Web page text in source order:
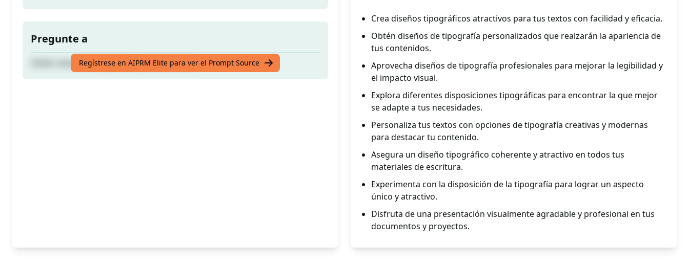
Pregunte a
Obtén diseños tipográficos para tus textos
Regístrese en AIPRM Elite para ver el Prompt Source
Crea diseños tipográficos atractivos para tus textos con facilidad y eficacia.
Obtén diseños de tipografía personalizados que realzarán la apariencia de
tus contenidos.
Aprovecha diseños de tipografía profesionales para mejorar la legibilidad y
el impacto visual.
Explora diferentes disposiciones tipográficas para encontrar la que mejor
se adapte a tus necesidades.
Personaliza tus textos con opciones de tipografía creativas y modernas
para destacar tu contenido.
Asegura un diseño tipográfico coherente y atractivo en todos tus
materiales de escritura.
Experimenta con la disposición de la tipografía para lograr un aspecto
único y atractivo.
Disfruta de una presentación visualmente agradable y profesional en tus
documentos y proyectos.